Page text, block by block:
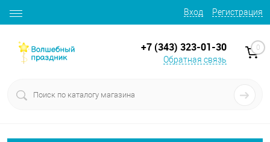
Вход Регистрация
+7 (343) 323-01-30
Обратная связь
0